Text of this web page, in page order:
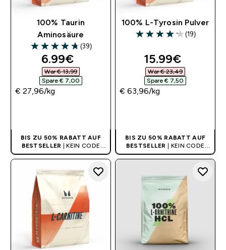
100% Taurin
Aminosäure
4.74 out of 5 stars
(39)
discounted price
6.99€‎
War € 13,99‎
Spare € 7,00‎
€ 27,96‎/kg
BIS ZU 50% RABATT AUF
BESTSELLER
| KEIN CODE
BENÖTIGT
100% L-Tyrosin Pulver
4.16 out of 5 stars
(19)
discounted
15.99€‎
War € 23,49‎
Spare € 7,50‎
€ 63,96‎/kg
BIS ZU 50% RABATT AUF
BESTSELLER
| KEIN CODE
BENÖTIGT